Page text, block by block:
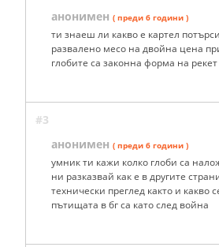
анонимен ( преди 6 години )
ти знаеш ли какво е картел
развалено месо на двойна цена
глобите са законна форма на
#3
анонимен ( преди 6 години )
умник ти кажи колко глоби са
ни разказвай как е в другите
технически преглед както и
пътищата в бг са като след война